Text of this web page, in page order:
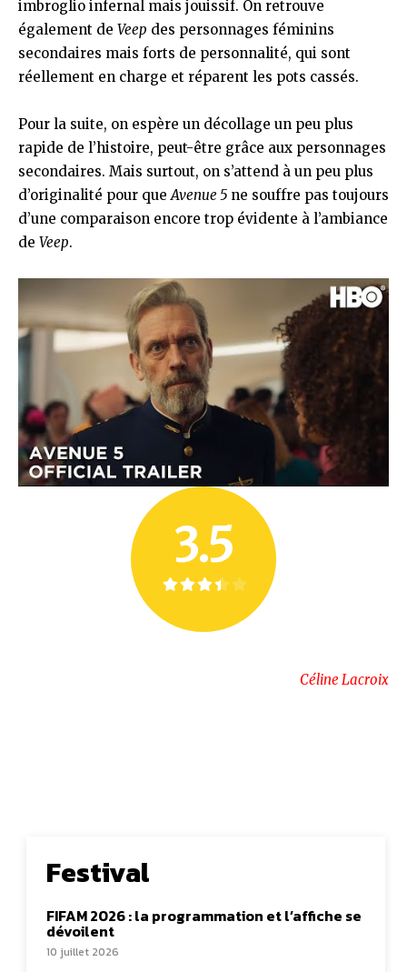
imbroglio infernal mais jouissif. On retrouve
également de Veep des personnages féminins
secondaires mais forts de personnalité, qui sont
réellement en charge et réparent les pots cassés.
Pour la suite, on espère un décollage un peu plus
rapide de l’histoire, peut-être grâce aux personnages
secondaires. Mais surtout, on s’attend à un peu plus
d’originalité pour que Avenue 5 ne souffre pas toujours
d’une comparaison encore trop évidente à l’ambiance
de Veep.
3.5
Céline Lacroix
Festival
FIFAM 2026 : la programmation et l’affiche se
dévoilent
10 juillet 2026